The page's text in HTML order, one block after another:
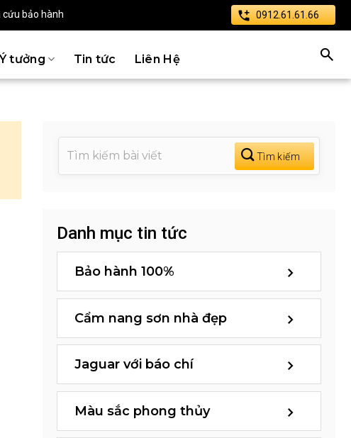
cứu bảo hành 0912.61.61.66
tưởng Tin tức Liên Hệ
Danh mục tin tức
Bảo hành 100%
Cẩm nang sơn nhà đẹp
Jaguar với báo chí
Màu sắc phong thủy